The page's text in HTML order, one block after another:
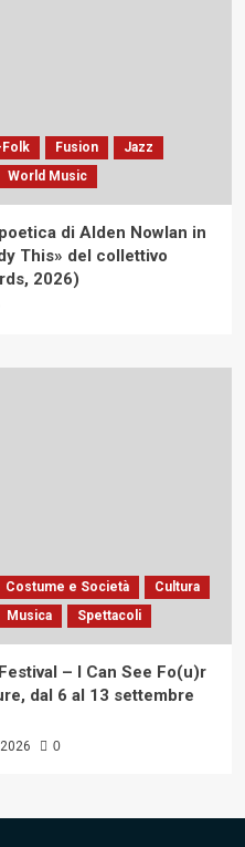
Folk Fusion
Jazz
World Music
di Alden Nowlan in
This» del collettivo
2026)
Costume e Società
Cultura
Musica Spettacoli
– I Can See Fo(u)r
dal 6 al 13 settembre
0